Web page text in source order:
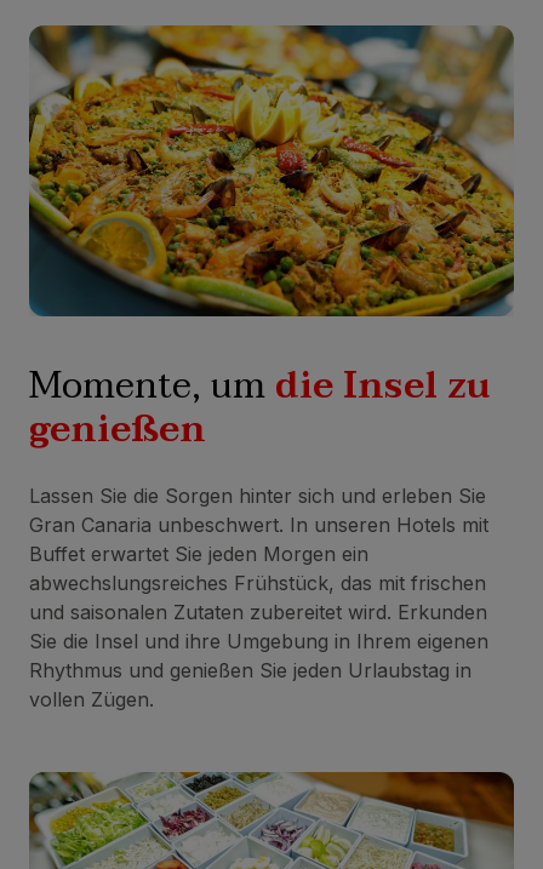
Momente, umdie Insel zu
genießen
Lassen Sie die Sorgen hinter sich und erleben Sie
Gran Canaria unbeschwert. In unseren Hotels mit
Buffet erwartet Sie jeden Morgen ein
abwechslungsreiches Frühstück, das mit frischen
und saisonalen Zutaten zubereitet wird. Erkunden
Sie die Insel und ihre Umgebung in Ihrem eigenen
Rhythmus und genießen Sie jeden Urlaubstag in
vollen Zügen.